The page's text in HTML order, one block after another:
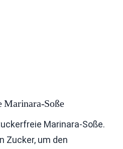
Marinara-Soße
Marinara-Soße.
Zucker, um den